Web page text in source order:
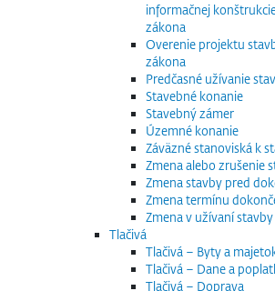
informačnej
zákona
Overenie projektu
zákona
Predčasné užívanie
Stavebné konanie
Stavebný zámer
Územné konanie
Záväzné stanoviská k
Zmena alebo zrušenie
Zmena stavby pred
Zmena termínu
Zmena v užívaní stavby
Tlačivá
Tlačivá – Byty a
Tlačivá – Dane a
Tlačivá – Doprava